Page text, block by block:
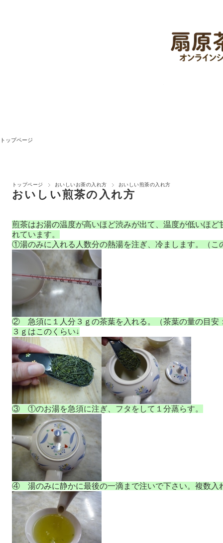
トップページ
トップページ おいしいお茶の入れ方 おいしい煎茶の入れ方
おいしい煎茶の入れ方
煎茶はお湯の温度が高いほど渋みが出て、温度が低いほ
れています。
①湯のみに入れる人数分の熱湯を注ぎ、冷まします。（
② 急須に１人分３ｇの茶葉を入れる。（茶葉の量の目
３ｇはこのくらい↓
③ ①のお湯を急須に注ぎ、フタをして１分蒸らす。
④ 湯のみに静かに最後の一滴まで注いで下さい。複数入